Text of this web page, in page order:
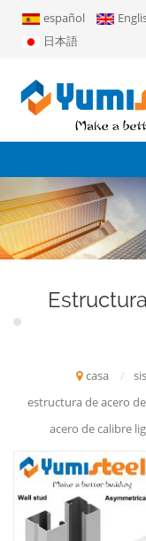
español
日本語
casa /
estructura de acero
acero de calibre